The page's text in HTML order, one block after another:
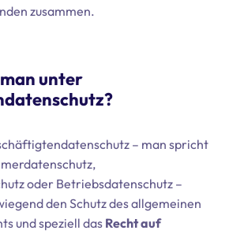
zusammen.
unter
– man spricht
oder Betriebsdatenschutz –
den Schutz des allgemeinen
und speziell das Recht auf